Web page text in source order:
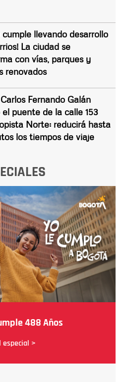
cumple llevando desarrollo
La ciudad se
con vías, parques y
renovados
Fernando Galán
puente de la calle 153
Norte: reducirá hasta
los tiempos de viaje
488 Años
especial >